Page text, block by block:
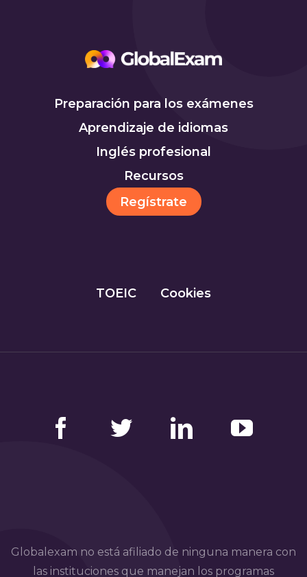
Preparación para los exámenes
Aprendizaje de idiomas
Inglés profesional
Recursos
Regístrate
TOEIC Cookies
Globalexam no está afiliado de ninguna manera con
las instituciones que manejan los programas